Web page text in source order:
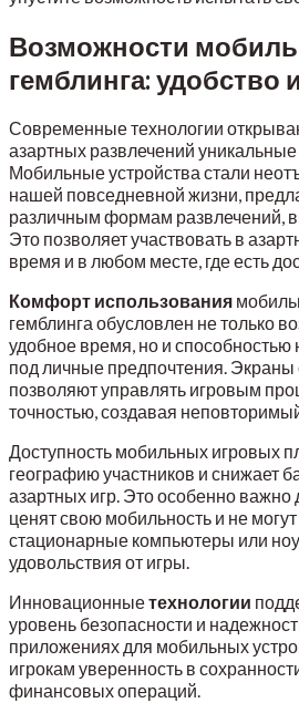
Возможности
гемблинга: удобство
Современные технологии
азартных развлечений
Мобильные устройства стали
нашей повседневной жизни,
различным формам развлечений,
Это позволяет участвовать в
время и в любом месте, где есть
Комфорт использования
гемблинга обусловлен не только
удобное время, но и способностью
под личные предпочтения. Экраны
позволяют управлять игровым
точностью, создавая
Доступность мобильных игровых
географию участников и снижает
азартных игр. Это особенно
ценят свою мобильность и не
стационарные компьютеры или
удовольствия от игры.
Инновационныетехнологии
уровень безопасности и
приложениях для мобильных
игрокам уверенность в
финансовых операций.